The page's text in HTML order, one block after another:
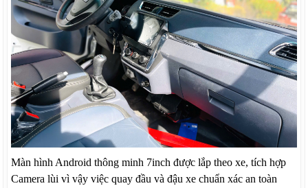
Màn hình Android thông minh 7inch được lắp theo xe, tích hợp
Camera lùi vì vậy việc quay đầu và đậu xe chuẩn xác an toàn